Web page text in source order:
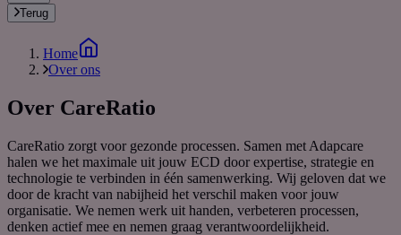
Terug
Home
Over ons
Over CareRatio
CareRatio zorgt voor gezonde processen. Samen met Adapcare
halen we het maximale uit jouw ECD door expertise, strategie en
technologie te verbinden in één samenwerking. Wij geloven dat we
door de kracht van nabijheid het verschil maken voor jouw
organisatie. We nemen werk uit handen, verbeteren processen,
denken actief mee en nemen graag verantwoordelijkheid.